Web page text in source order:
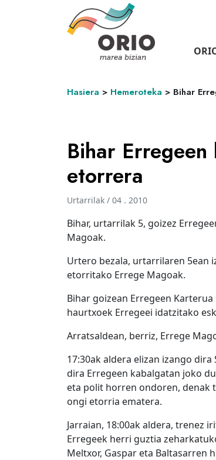
Hasiera > Hemeroteka > Bihar
Bihar
etorrera
Urtarrilak / 04 . 2010
Bihar, urtarrilak 5, goizez
Magoak.
Urtero bezala, urtarrilaren 5ean
etorritako Errege Magoak.
Bihar goizean Erregeen
haurtxoek Erregeei idatzitako
Arratsaldean, berriz, Errege
17:30ak aldera elizan izango
dira Erregeen kabalgatan joko
eta polit horren ondoren, denak
ongi etorria ematera.
Jarraian, 18:00ak aldera, trenez
Erregeek herri guztia
Meltxor, Gaspar eta Baltasarren